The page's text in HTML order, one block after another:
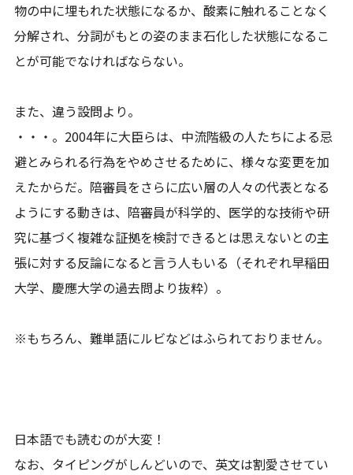
物の中に埋もれた状態になるか、酸素に触れることなく
分解され、分詞がもとの姿のまま石化した状態になるこ
とが可能でなければならない。
また、違う設問より。
・・・。2004年に大臣らは、中流階級の人たちによる忌
避とみられる行為をやめさせるために、様々な変更を加
えたからだ。陪審員をさらに広い層の人々の代表となる
ようにする動きは、陪審員が科学的、医学的な技術や研
究に基づく複雑な証拠を検討できるとは思えないとの主
張に対する反論になると言う人もいる（それぞれ早稲田
大学、慶應大学の過去問より抜粋）。
※もちろん、難単語にルビなどはふられておりません。
日本語でも読むのが大変！
なお、タイピングがしんどいので、英文は割愛させてい